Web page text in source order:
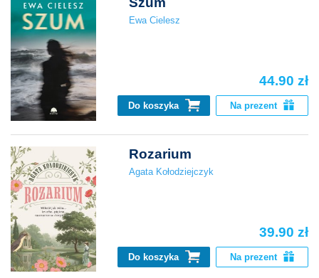
Ewa Cielesz
44.90 zł
Do koszyka Na prezent
Rozarium
Agata Kołodziejczyk
39.90 zł
Do koszyka Na prezent